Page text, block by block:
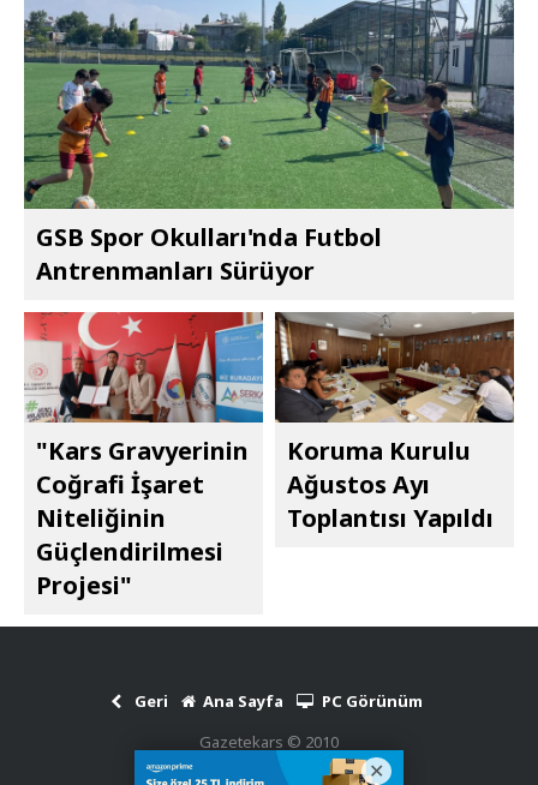
GSB Spor Okulları'nda Futbol
Antrenmanları Sürüyor
"Kars Gravyerinin
Coğrafi İşaret
Niteliğinin
Güçlendirilmesi
Projesi"
Koruma Kurulu
Ağustos Ayı
Toplantısı Yapıldı
Geri Ana Sayfa
PC Görünüm
Gazetekars © 2010
Haber Scripti